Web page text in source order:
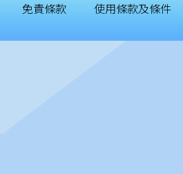
免責條款
使用條款及條件